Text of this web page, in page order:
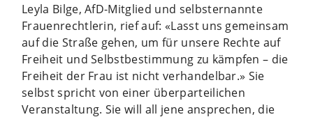
Leyla Bilge, AfD-Mitglied und selbsternannte
Frauenrechtlerin, rief auf: «Lasst uns gemeinsam
auf die Straße gehen, um für unsere Rechte auf
Freiheit und Selbstbestimmung zu kämpfen – die
Freiheit der Frau ist nicht verhandelbar.» Sie
selbst spricht von einer überparteilichen
Veranstaltung. Sie will all jene ansprechen, die